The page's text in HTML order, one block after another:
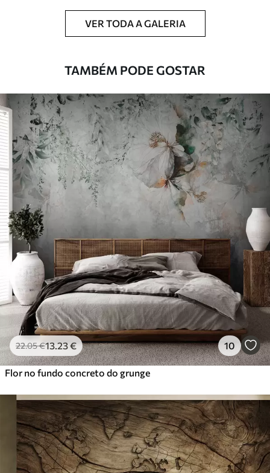
esponja macia. Murais de parede com
revestimento de verniz podem ser limpos
Aplicação perfeita
Materiais disponíveis
Standard
45.00 .00 €/m²
Premium
56.6734
Vinil Premium
65 .0039.00€/m²
Peel and Stick
81.6749.00€/m²
VER TODA A GALERIA
TAMBÉM PODE GOSTAR
22.05€13.23€ 10
Flor no fundo concreto do grunge